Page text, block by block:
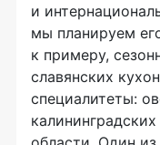
и
мы планируем
к примеру,
славянских
специалитеты: